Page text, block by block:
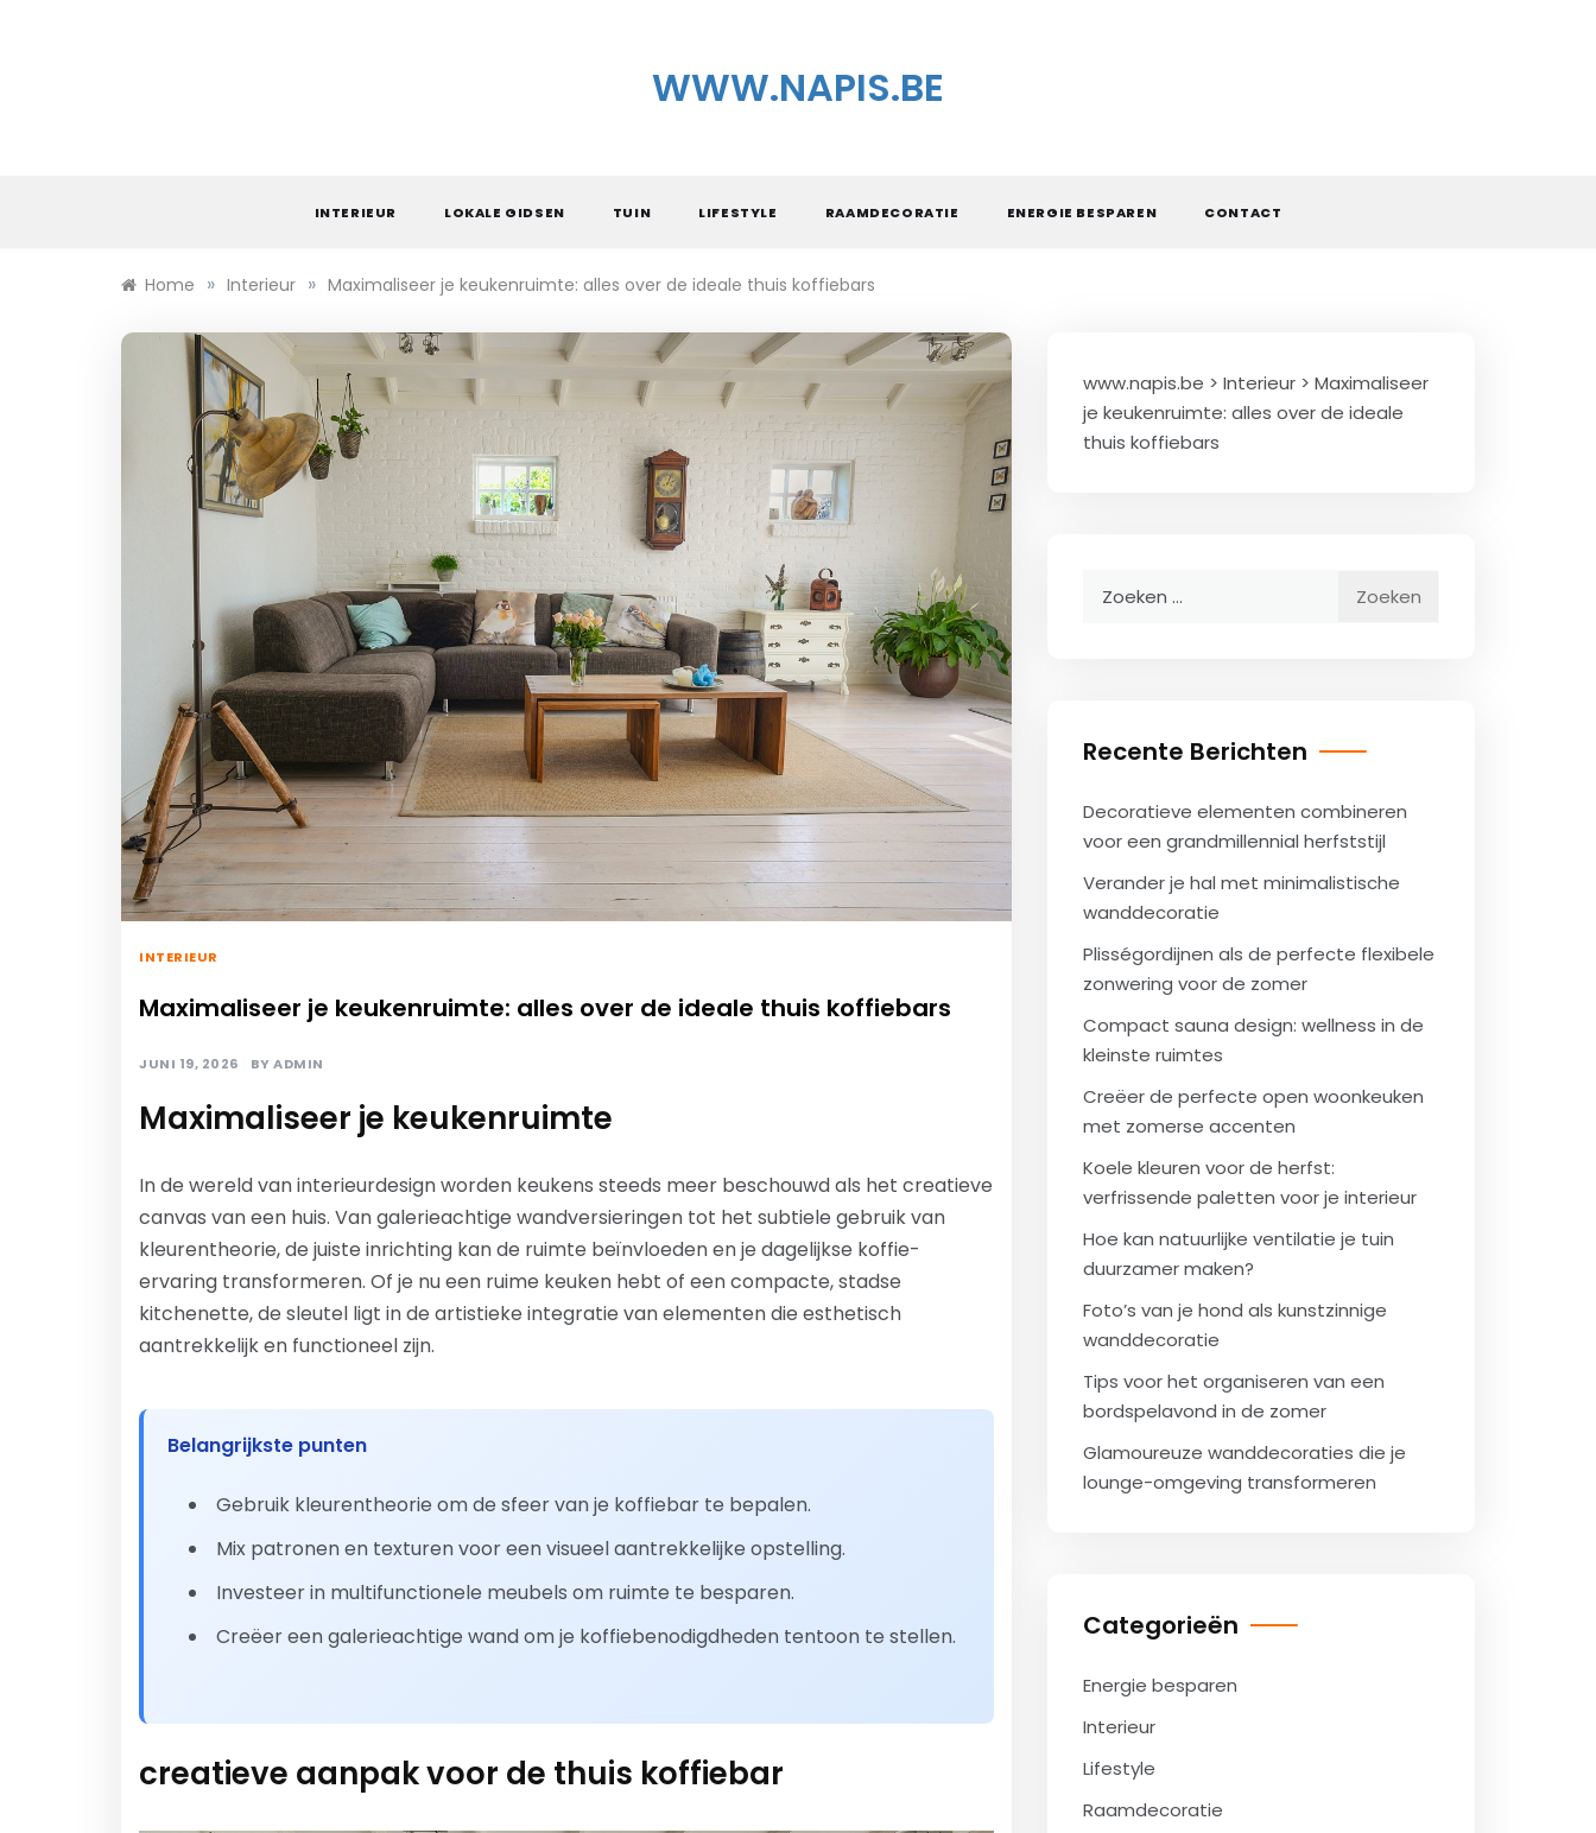
WWW.NAPIS.BE
INTERIEUR LOKALE GIDSEN TUIN LIFESTYLE RAAMDECORATIE ENERGIE BESPAREN CONTACT
Home » Interieur » Maximaliseer je keukenruimte: alles over de ideale thuis koffiebars
INTERIEUR
Maximaliseer je keukenruimte: alles over de ideale thuis koffiebars
JUNI 19, 2026 BYADMIN
Maximaliseer je keukenruimte
In de wereld van interieurdesign worden keukens steeds meer beschouwd als het creatieve
canvas van een huis. Van galerieachtige wandversieringen tot het subtiele gebruik van
kleurentheorie, de juiste inrichting kan de ruimte beïnvloeden en je dagelijkse koffie-
ervaring transformeren. Of je nu een ruime keuken hebt of een compacte, stadse
kitchenette, de sleutel ligt in de artistieke integratie van elementen die esthetisch
aantrekkelijk en functioneel zijn.
Belangrijkste punten
Gebruik kleurentheorie om de sfeer van je koffiebar te bepalen.
Mix patronen en texturen voor een visueel aantrekkelijke opstelling.
Investeer in multifunctionele meubels om ruimte te besparen.
Creëer een galerieachtige wand om je koffiebenodigdheden tentoon te stellen.
creatieve aanpak voor de thuis koffiebar
www.napis.be > Interieur > Maximaliseer
je keukenruimte: alles over de ideale
thuis koffiebars
Recente Berichten
Decoratieve elementen combineren
voor een grandmillennial herfststijl
Verander je hal met minimalistische
wanddecoratie
Plisségordijnen als de perfecte flexibele
zonwering voor de zomer
Compact sauna design: wellness in de
kleinste ruimtes
Creëer de perfecte open woonkeuken
met zomerse accenten
Koele kleuren voor de herfst:
verfrissende paletten voor je interieur
Hoe kan natuurlijke ventilatie je tuin
duurzamer maken?
Foto’s van je hond als kunstzinnige
wanddecoratie
Tips voor het organiseren van een
bordspelavond in de zomer
Glamoureuze wanddecoraties die je
lounge-omgeving transformeren
Categorieën
Energie besparen
Interieur
Lifestyle
Raamdecoratie